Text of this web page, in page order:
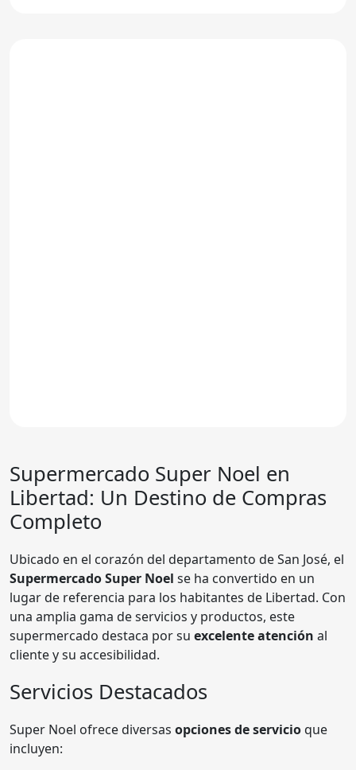
Supermercado Super Noel en
Libertad: Un Destino de Compras
Completo
Ubicado en el corazón del departamento de San José, el
Supermercado Super Noel se ha convertido en un
lugar de referencia para los habitantes de Libertad. Con
una amplia gama de servicios y productos, este
supermercado destaca por su excelente atención al
cliente y su accesibilidad.
Servicios Destacados
Super Noel ofrece diversas opciones de servicioque
incluyen: